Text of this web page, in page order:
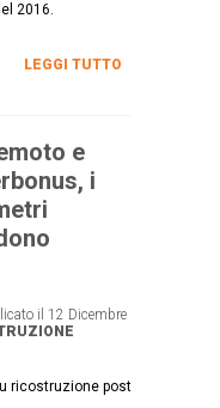
2016.
LEGGI TUTTO
e
i
il 12 Dicembre
ricostruzione post